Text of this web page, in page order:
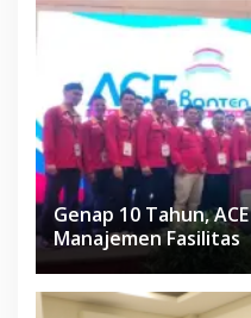
Genap 10 Tahun,
Manajemen Fasilitas